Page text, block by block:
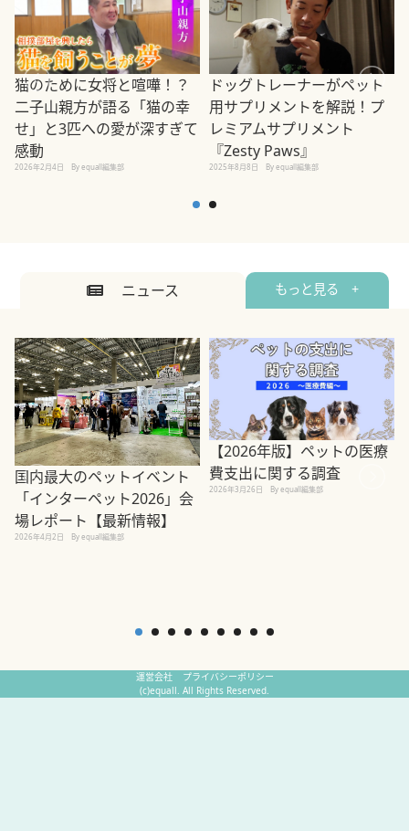
猫のために女将と喧嘩！？
二子山親方が語る「猫の幸
せ」と3匹への愛が深すぎて
感動
2026年2月4日 By equall編集部
ドッグトレーナーがペット
用サプリメントを解説！プ
レミアムサプリメント
『Zesty Paws』
2025年8月8日 By equall編集部
ニュース もっと見る +
国内最大のペットイベント
「インターペット2026」会
場レポート【最新情報】
2026年4月2日 By equall編集部
【2026年版】ペットの医療
費支出に関する調査
2026年3月26日 By equall編集部
運営会社
プライバシーポリシー
(c)equall. All Rights Reserved.